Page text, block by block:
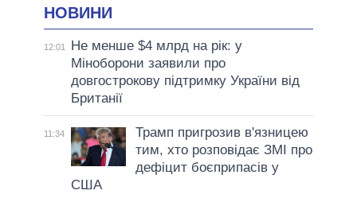
НОВИНИ
12:01
Не менше $4 млрд на рік: у
Міноборони заявили про
довгострокову підтримку України від
Британії
11:34
Трамп пригрозив в'язницею
тим, хто розповідає ЗМІ про
дефіцит боєприпасів у
США